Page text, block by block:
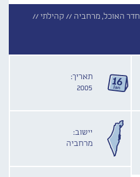
חדר האוכל, מרחביה // קהילתי //
תאריך:
2005
יישוב:
מרחביה